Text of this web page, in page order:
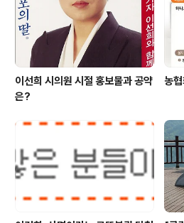
국 계속 배신을 한다. 하지만 다른 악당들처럼 로
나쁜놈(?)은 아니었다. 유머(캡틴 아메리카가 등..
이선희 시의원 시절 홍보물과 공약
은?
농